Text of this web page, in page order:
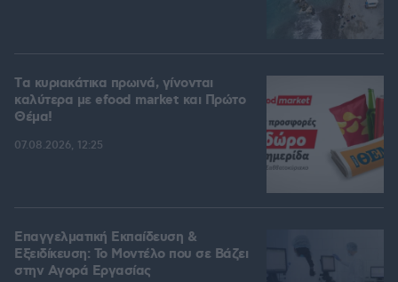
Tα κυριακάτικα πρωινά, γίνονται
καλύτερα με efood market και Πρώτο
Θέμα!
07.08.2026, 12:25
Επαγγελματική Εκπαίδευση &
Εξειδίκευση: Το Mοντέλο που σε Bάζει
στην Aγορά Eργασίας